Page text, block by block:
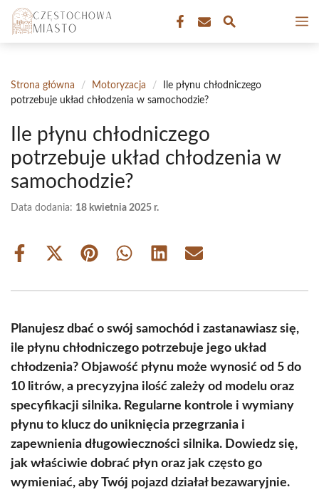
Przejdź
treści
Strona główna / Motoryzacja /
Ile płynu chłodniczego
potrzebuje układ chłodzenia w samochodzie?
Ile płynu chłodniczego
potrzebuje układ chłodzenia w
samochodzie?
Data dodania: 18 kwietnia 2025 r.
Share
Share
(Twitter)
Share Share Share Share
Planujesz dbać o swój samochód i zastanawiasz się,
ile płynu chłodniczego potrzebuje jego układ
chłodzenia? Objawość płynu może wynosić od 5 do
10 litrów, a precyzyjna ilość zależy od modelu oraz
specyfikacji silnika. Regularne kontrole i wymiany
płynu to klucz do uniknięcia przegrzania i
zapewnienia długowieczności silnika. Dowiedz się,
jak właściwie dobrać płyn oraz jak często go
wymieniać, aby Twój pojazd działał bezawaryjnie.